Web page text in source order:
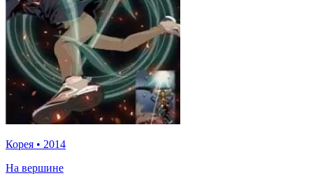
Корея • 2014
На вершине